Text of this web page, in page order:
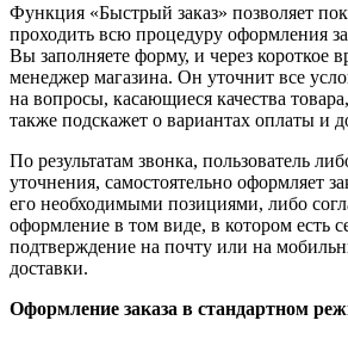
Функция «Быстрый заказ» позволяет
проходить всю процедуру оформления
Вы заполняете форму, и через короткое
менеджер магазина. Он уточнит все
на вопросы, касающиеся качества
также подскажет о вариантах оплаты и
По результатам звонка, пользователь
уточнения, самостоятельно оформляет
его необходимыми позициями, либо
оформление в том виде, в котором есть
подтверждение на почту или на
доставки.
Оформление заказа в стандартном